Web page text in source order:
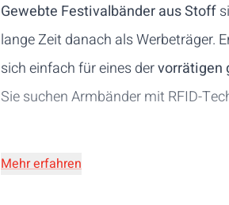
Gewebte Festivalbänder aus Stoff
lange Zeit danach als Werbeträger.
sich einfach für eines dervorrätigen
Sie suchen Armbänder mit RFID-
Mehr erfahren